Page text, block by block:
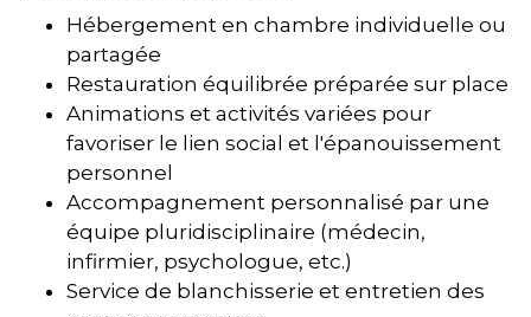
Hébergement en chambre individuelle ou
partagée
Restauration équilibrée préparée sur place
Animations et activités variées pour
favoriser le lien social et l'épanouissement
personnel
Accompagnement personnalisé par une
équipe pluridisciplinaire (médecin,
infirmier, psychologue, etc.)
Service de blanchisserie et entretien des